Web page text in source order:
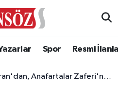
Spor Resmi
Zaferi'nin 111. yıl dönümü paylaşımı!